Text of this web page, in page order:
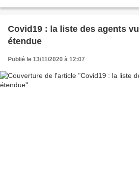
Covid19 : la liste des agents
étendue
Publié le 13/11/2020 à 12:07